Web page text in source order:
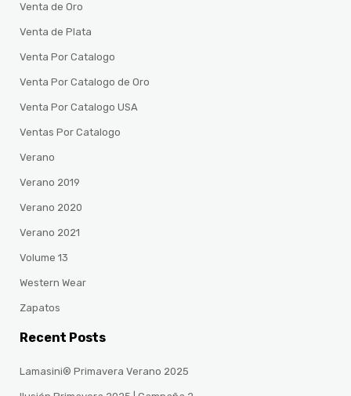
Venta de Oro
Venta de Plata
Venta Por Catalogo
Venta Por Catalogo de Oro
Venta Por Catalogo USA
Ventas Por Catalogo
Verano
Verano 2019
Verano 2020
Verano 2021
Volume 13
Western Wear
Zapatos
Recent Posts
Lamasini® Primavera Verano 2025